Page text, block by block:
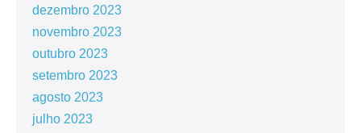
dezembro 2023
novembro 2023
outubro 2023
setembro 2023
agosto 2023
julho 2023